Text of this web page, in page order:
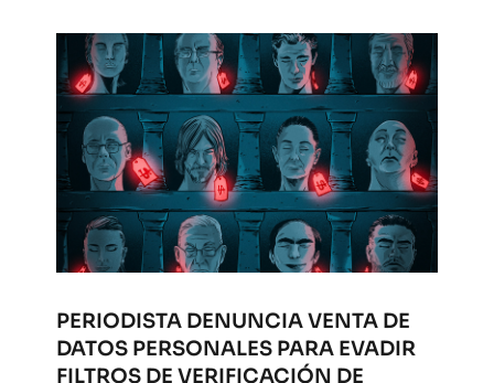
PERIODISTA DENUNCIA VENTA DE
DATOS PERSONALES PARA EVADIR
FILTROS DE VERIFICACIÓN DE